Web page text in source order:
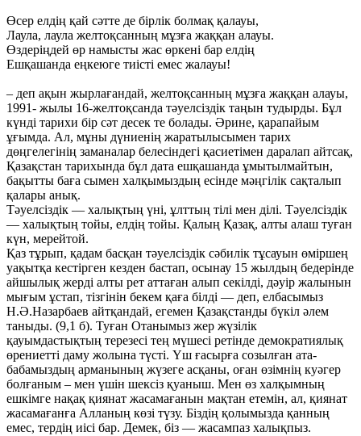
Өсер елдің қай сәтте де бірлік болмақ қалауы,
Лаула, лаула желтоқсанның мұзға жаққан алауы.
Өздеріңдей өр намысты жас өркені бар елдің
Ешқашанда еңкеюге тиісті емес жалауы!
– деп ақын жырлағандай, желтоқсанның мұзға жаққан алауы,
1991- жылы 16-желтоқсанда тәуелсіздік таңын тудырды. Бұл
күнді тарихи бір сәт десек те болады. Әрине, қарапайым
ұғымда. Ал, мұны дүниенің жаратылысымен тарих
дөңгелегінің заманалар белесіндегі қасиетімен даралап айтсақ,
Қазақстан тарихында бұл дата ешқашанда ұмытылмайтын,
бақытты баға сымен халқымыздың есінде мәңгілік сақталып
қалары анық.
Тәуелсіздік — халықтың үні, ұлттың тілі мен ділі. Тәуелсіздік
— халықтың тойы, елдің тойы. Қалың Қазақ, алты алаш туған
күн, мерейтой.
Қаз тұрып, қадам басқан тәуелсіздік сәбилік тұсауын өміршең
уақытқа кестірген кезден бастап, осынау 15 жылдың бедерінде
айшылық жерді алты рет аттаған алып секілді, дәуір жалынын
мығым ұстап, тізгінін бекем қаға білді — деп, елбасымыз
Н.Ә.Назарбаев айтқандай, егемен Қазақстанды бүкіл әлем
таныды. (9,1 б). Туған Отанымыз жер жүзілік
қауымдастықтың терезесі тең мүшесі ретінде демократиялық
өрениетті даму жолына түсті. Үш ғасырға созылған ата-
бабамыздың арманының жүзеге асқаны, оған өзімнің куәгер
болғаным – мен үшін шексіз қуаныш. Мен өз халқымның
ешкімге нақақ қиянат жасамағанын мақтан етемін, ал, қиянат
жасамағанға Алланың көзі түзу. Біздің қолымызда қанның
емес, тердің иісі бар. Демек, біз — жасампаз халықпыз.